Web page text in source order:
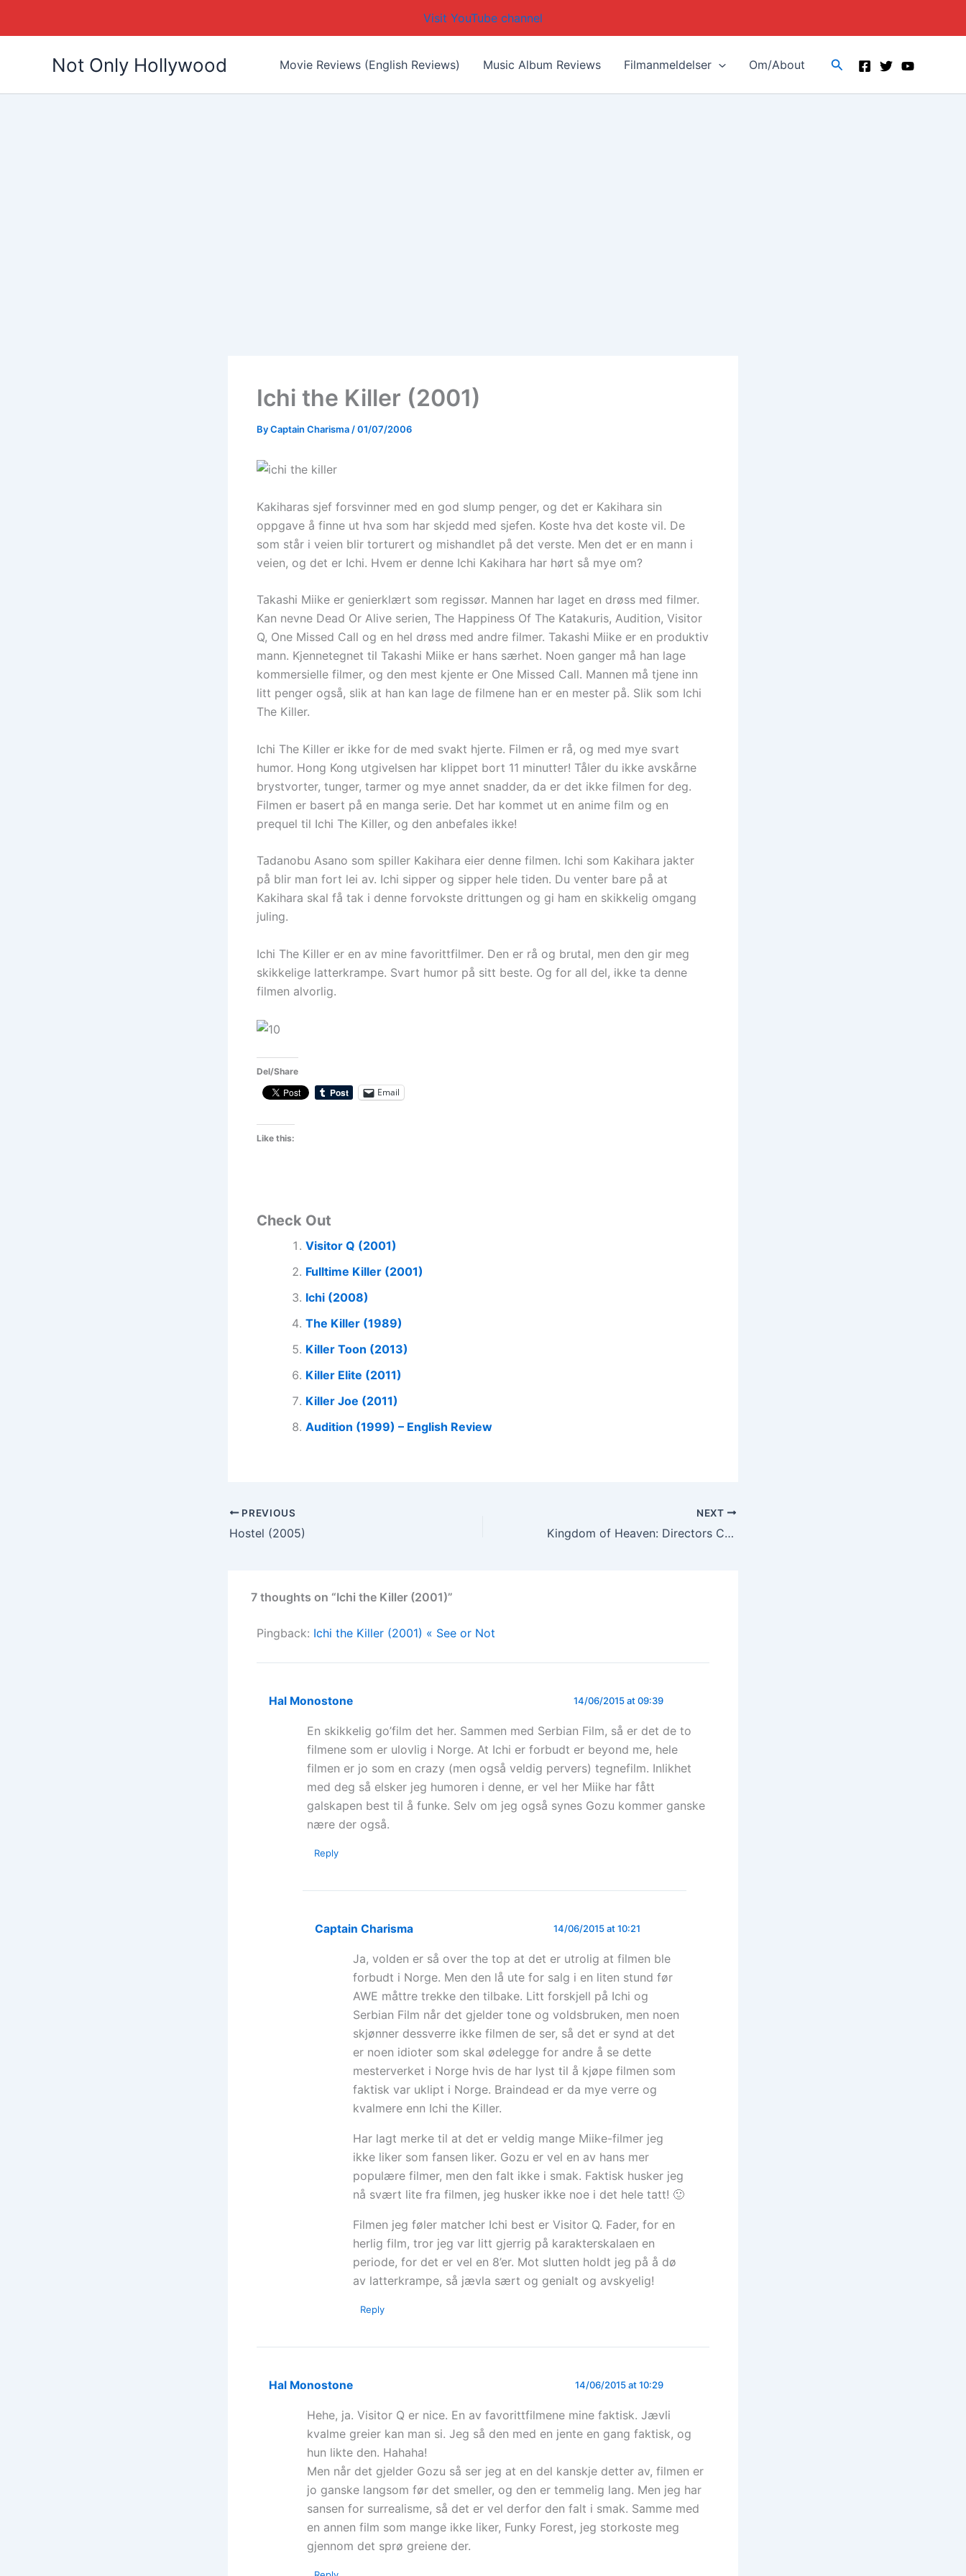
Visit YouTube channel
Not Only Hollywood Movie Reviews (English Reviews) Music Album Reviews Filmanmeldelser Om/About Search
Ichi the Killer (2001)
ByCaptain Charisma/01/07/2006
Kakiharas sjef forsvinner med en god slump penger, og det er Kakihara sin
oppgave å finne ut hva som har skjedd med sjefen. Koste hva det koste vil. De
som står i veien blir torturert og mishandlet på det verste. Men det er en mann i
veien, og det er Ichi. Hvem er denne Ichi Kakihara har hørt så mye om?
Takashi Miike er genierklært som regissør. Mannen har laget en drøss med filmer.
Kan nevne Dead Or Alive serien, The Happiness Of The Katakuris, Audition, Visitor
Q, One Missed Call og en hel drøss med andre filmer. Takashi Miike er en produktiv
mann. Kjennetegnet til Takashi Miike er hans særhet. Noen ganger må han lage
kommersielle filmer, og den mest kjente er One Missed Call. Mannen må tjene inn
litt penger også, slik at han kan lage de filmene han er en mester på. Slik som Ichi
The Killer.
Ichi The Killer er ikke for de med svakt hjerte. Filmen er rå, og med mye svart
humor. Hong Kong utgivelsen har klippet bort 11 minutter! Tåler du ikke avskårne
brystvorter, tunger, tarmer og mye annet snadder, da er det ikke filmen for deg.
Filmen er basert på en manga serie. Det har kommet ut en anime film og en
prequel til Ichi The Killer, og den anbefales ikke!
Tadanobu Asano som spiller Kakihara eier denne filmen. Ichi som Kakihara jakter
på blir man fort lei av. Ichi sipper og sipper hele tiden. Du venter bare på at
Kakihara skal få tak i denne forvokste drittungen og gi ham en skikkelig omgang
juling.
Ichi The Killer er en av mine favorittfilmer. Den er rå og brutal, men den gir meg
skikkelige latterkrampe. Svart humor på sitt beste. Og for all del, ikke ta denne
filmen alvorlig.
Del/Share
Email
Like this:
Check Out
Visitor Q (2001)
Fulltime Killer (2001)
Ichi (2008)
The Killer (1989)
Killer Toon (2013)
Killer Elite (2011)
Killer Joe (2011)
Audition (1999) – English Review
PREVIOUS
Hostel (2005)
NEXT
Kingdom of Heaven: Directors Cut (2005)
7 thoughts on “Ichi the Killer (2001)”
Pingback: Ichi the Killer (2001) « See or Not
Hal Monostone 14/06/2015 at 09:39
En skikkelig go’film det her. Sammen med Serbian Film, så er det de to
filmene som er ulovlig i Norge. At Ichi er forbudt er beyond me, hele
filmen er jo som en crazy (men også veldig pervers) tegnefilm. Inlikhet
med deg så elsker jeg humoren i denne, er vel her Miike har fått
galskapen best til å funke. Selv om jeg også synes Gozu kommer ganske
nære der også.
Reply
Captain Charisma 14/06/2015 at 10:21
Ja, volden er så over the top at det er utrolig at filmen ble
forbudt i Norge. Men den lå ute for salg i en liten stund før
AWE måttre trekke den tilbake. Litt forskjell på Ichi og
Serbian Film når det gjelder tone og voldsbruken, men noen
skjønner dessverre ikke filmen de ser, så det er synd at det
er noen idioter som skal ødelegge for andre å se dette
mesterverket i Norge hvis de har lyst til å kjøpe filmen som
faktisk var uklipt i Norge. Braindead er da mye verre og
kvalmere enn Ichi the Killer.
Har lagt merke til at det er veldig mange Miike-filmer jeg
ikke liker som fansen liker. Gozu er vel en av hans mer
populære filmer, men den falt ikke i smak. Faktisk husker jeg
nå svært lite fra filmen, jeg husker ikke noe i det hele tatt! 🙂
Filmen jeg føler matcher Ichi best er Visitor Q. Fader, for en
herlig film, tror jeg var litt gjerrig på karakterskalaen en
periode, for det er vel en 8’er. Mot slutten holdt jeg på å dø
av latterkrampe, så jævla sært og genialt og avskyelig!
Reply
Hal Monostone 14/06/2015 at 10:29
Hehe, ja. Visitor Q er nice. En av favorittfilmene mine faktisk. Jævli
kvalme greier kan man si. Jeg så den med en jente en gang faktisk, og
hun likte den. Hahaha!
Men når det gjelder Gozu så ser jeg at en del kanskje detter av, filmen er
jo ganske langsom før det smeller, og den er temmelig lang. Men jeg har
sansen for surrealisme, så det er vel derfor den falt i smak. Samme med
en annen film som mange ikke liker, Funky Forest, jeg storkoste meg
gjennom det sprø greiene der.